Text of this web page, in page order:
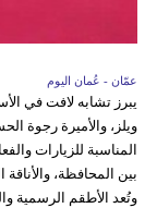
عمّان - عُمان اليوم
يبرز تشابه لافت في
ويلز، والأميرة رجوة
المناسبة للزيارات
بين المحافظة،
وتُعد الأطقم الرسمية